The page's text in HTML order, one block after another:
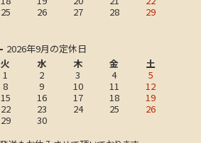
25 26 27 28
29
2026年9月の定休日
火 水 木 金
土
1
2 3 4
5
8 9 10 11
12
15 16 17 18
19
22 23 24 25
26
29
30